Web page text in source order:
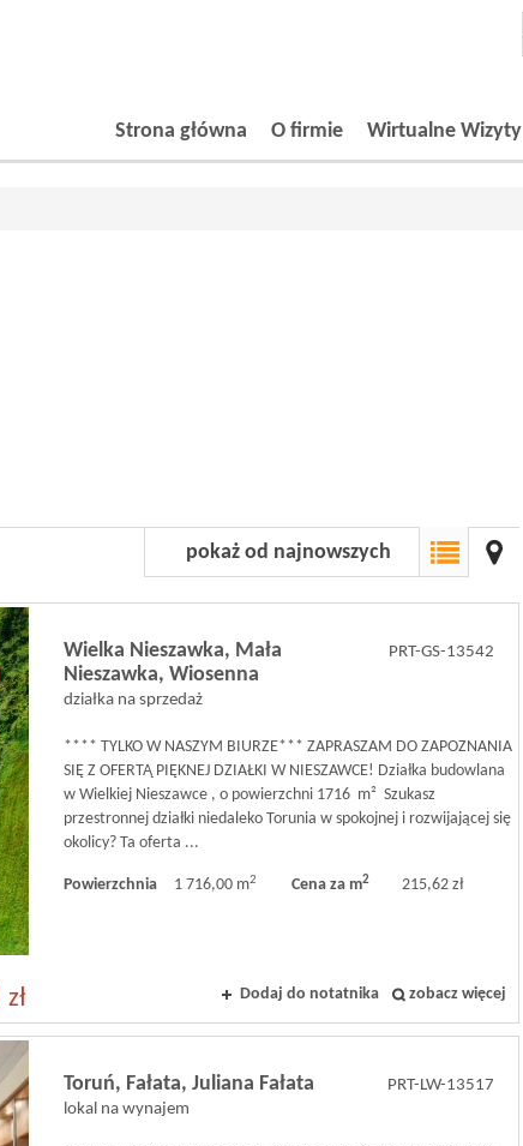
Strona główna O firmie Wirtualne Wizyty
pokaż od najnowszych
Wielka Nieszawka, Mała
Nieszawka, Wiosenna
działka na sprzedaż
PRT-GS-13542
**** TYLKO W NASZYM BIURZE*** ZAPRASZAM DO ZAPOZNANIA
SIĘ Z OFERTĄ PIĘKNEJ DZIAŁKI W NIESZAWCE! Działka budowlana
w Wielkiej Nieszawce , o powierzchni 1716 m² Szukasz
przestronnej działki niedaleko Torunia w spokojnej i rozwijającej się
okolicy? Ta oferta ...
Powierzchnia 1 716,00 m2 Cena za m2 215,62 zł
zł Dodaj do notatnika zobacz więcej
Toruń, Fałata, Juliana Fałata
lokal na wynajem
PRT-LW-13517